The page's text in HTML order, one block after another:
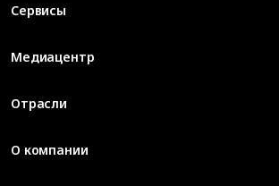
Сервисы
Медиацентр
Отрасли
О компании